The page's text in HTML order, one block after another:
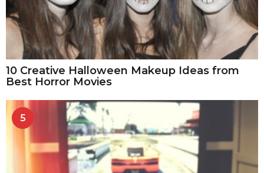
10 Creative Halloween Makeup Ideas from
Best Horror Movies
5